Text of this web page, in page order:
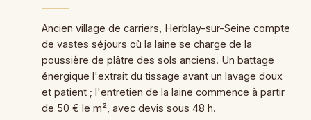
Ancien village de carriers, Herblay-sur-Seine compte
de vastes séjours où la laine se charge de la
poussière de plâtre des sols anciens. Un battage
énergique l'extrait du tissage avant un lavage doux
et patient ; l'entretien de la laine commence à partir
de 50 € le m², avec devis sous 48 h.